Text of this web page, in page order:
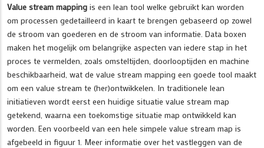
Value stream mapping is een lean tool welke gebruikt kan worden
om processen gedetailleerd in kaart te brengen gebaseerd op zowel
de stroom van goederen en de stroom van informatie. Data boxen
maken het mogelijk om belangrijke aspecten van iedere stap in het
proces te vermelden, zoals omsteltijden, doorlooptijden en machine
beschikbaarheid, wat de value stream mapping een goede tool maakt
om een value stream te (her)ontwikkelen. In traditionele lean
initiatieven wordt eerst een huidige situatie value stream map
getekend, waarna een toekomstige situatie map ontwikkeld kan
worden. Een voorbeeld van een hele simpele value stream map is
afgebeeld in figuur 1. Meer informatie over het vastleggen van de